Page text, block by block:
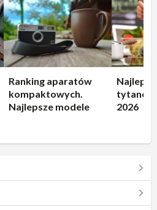
Ranking aparatów
kompaktowych.
Najlepsze modele
2026